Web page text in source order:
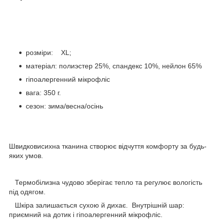
розміри: XL;
матеріал: полиэстер 25%, спандекс 10%, нейлон 65%
гіпоалергенний мікрофліс
вага: 350 г.
сезон: зима/весна/осінь
Швидковисихна тканина створює відчуття комфорту за будь-
яких умов.
Термобілизна чудово зберігає тепло та регулює вологість
під одягом.
Шкіра залишається сухою й дихає. Внутрішній шар:
приємний на дотик і гіпоалергенний мікрофліс.